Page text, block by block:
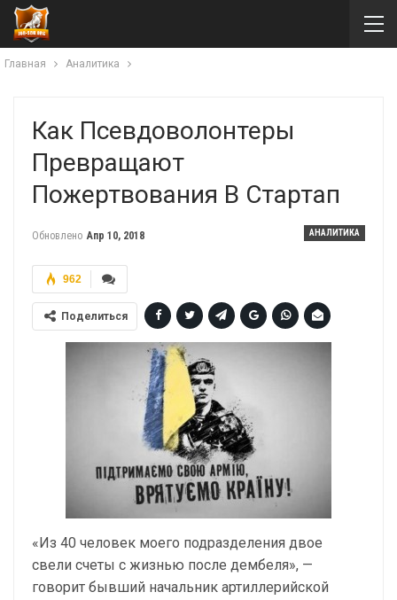
Главная Аналитика
Как Псевдоволонтеры
Превращают
Пожертвования В Стартап
АНАЛИТИКА
Обновлено Апр 10, 2018
962
Поделиться
«Из 40 человек моего подразделения двое
свели счеты с жизнью после дембеля», —
говорит бывший начальник артиллерийской